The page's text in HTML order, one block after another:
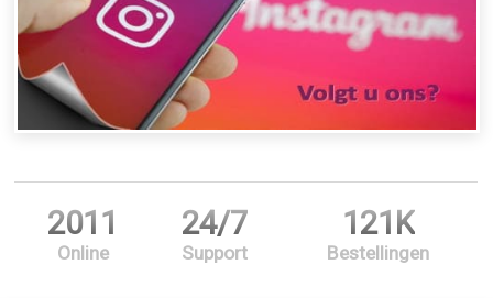
2011
Online
24/7
Support
121K
Bestellingen